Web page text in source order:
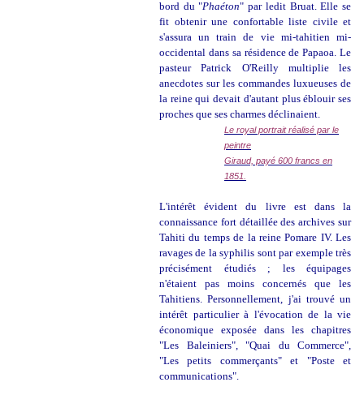
bord du "Phaéton" par ledit Bruat. Elle se
fit obtenir une confortable liste civile et
s'assura un train de vie mi-tahitien mi-
occidental dans sa résidence de Papaoa. Le
pasteur Patrick O'Reilly multiplie les
anecdotes sur les commandes luxueuses de
la reine qui devait d'autant plus éblouir ses
proches que ses charmes déclinaient.
Le royal portrait réalisé par le
peintre
Giraud, payé 600 francs en
1851.
L'intérêt évident du livre est dans la
connaissance fort détaillée des archives sur
Tahiti du temps de la reine Pomare IV. Les
ravages de la syphilis sont par exemple très
précisément étudiés ; les équipages
n'étaient pas moins concernés que les
Tahitiens. Personnellement, j'ai trouvé un
intérêt particulier à l'évocation de la vie
économique exposée dans les chapitres
"Les Baleiniers", "Quai du Commerce",
"Les petits commerçants" et "Poste et
communications".